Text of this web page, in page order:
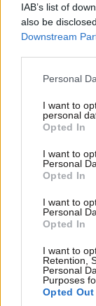
IAB’s list of
also be
Downstream
Please note
not limited to
grant or deny
use your data
consent section.
Personal
I want to
personal
Opted In
I want to
Personal
Opted In
I want to
Personal
Opted In
I want to
Retention,
Personal
Purposes
Opted Out
ΕΙΝΑΙ ΛΕΥΚΗ,